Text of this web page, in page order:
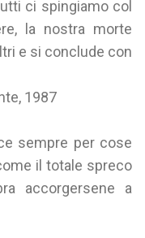
ci spingiamo col
la nostra morte
e si conclude con
1987
sempre per cose
il totale spreco
accorgersene a